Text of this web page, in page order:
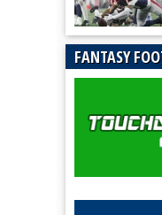
FANTASY